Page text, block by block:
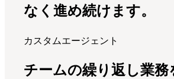
なく進め続けます。
カスタムエージェント
チームの繰り返し業務